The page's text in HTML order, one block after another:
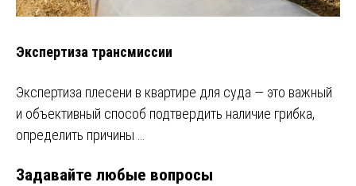
Экспертиза трансмиссии
Экспертиза плесени в квартире для суда — это важный
и объективный способ подтвердить наличие грибка,
определить причины …
Задавайте любые вопросы